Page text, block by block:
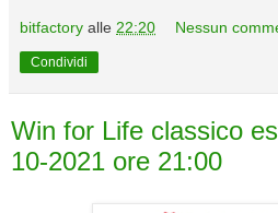
bitfactory alle 22:20 Nessun
Condividi
Win for Life classico
10-2021 ore 21:00